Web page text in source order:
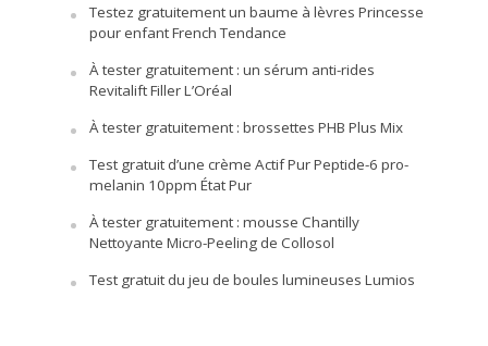
Testez gratuitement un baume à lèvres Princesse
pour enfant French Tendance
À tester gratuitement : un sérum anti-rides
Revitalift Filler L’Oréal
À tester gratuitement : brossettes PHB Plus Mix
Test gratuit d’une crème Actif Pur Peptide-6 pro-
melanin 10ppm État Pur
À tester gratuitement : mousse Chantilly
Nettoyante Micro-Peeling de Collosol
Test gratuit du jeu de boules lumineuses Lumios